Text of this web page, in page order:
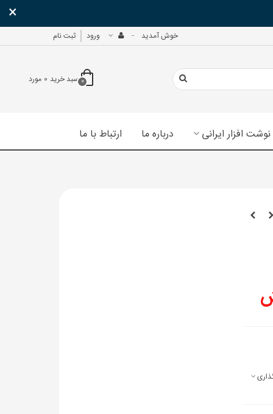
×
خوش آمدید ورود ثبت نام
0سبد خرید 0 مورد
نوشت افزار ایرانی درباره ما ارتباط با ما